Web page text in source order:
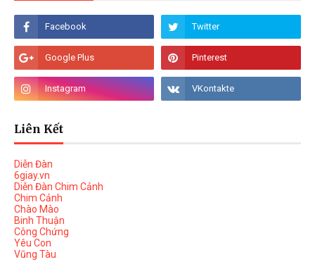
Liên Kết
Diễn Đàn
6giay.vn
Diễn Đàn Chim Cảnh
Chim Cảnh
Chào Mào
Binh Thuận
Công Chứng
Yêu Con
Vũng Tàu